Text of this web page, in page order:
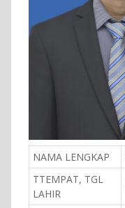
NAMA LENGKAP
TTEMPAT, TGL
LAHIR